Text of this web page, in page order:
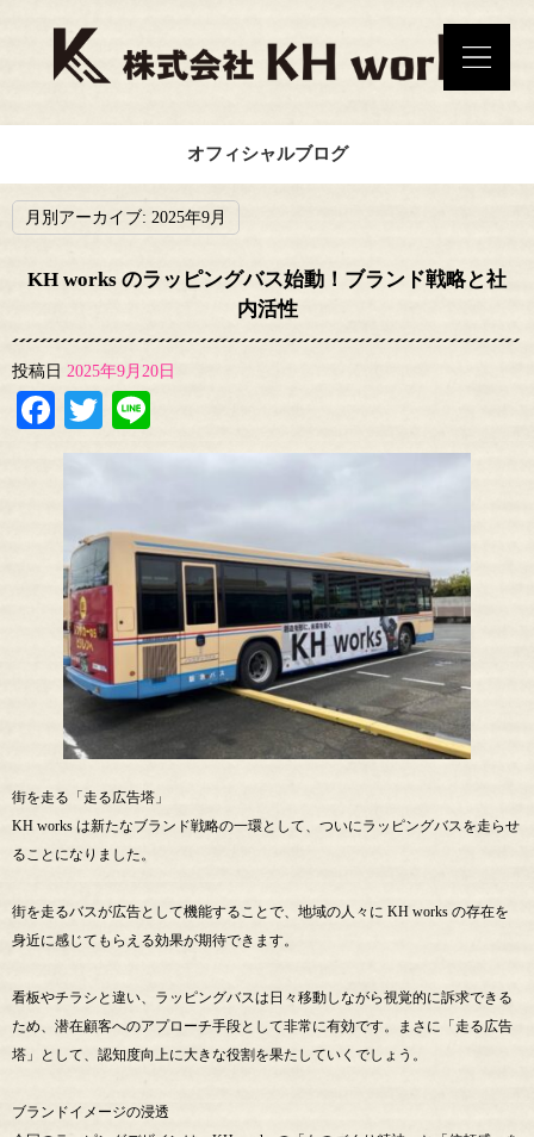
オフィシャルブログ
月別アーカイブ: 2025年9月
KH works のラッピングバス始動！ブランド戦略と社
内活性
投稿日 2025年9月20日
Facebook
Twitter
街を走る「走る広告塔」
KH works は新たなブランド戦略の一環として、ついにラッピングバスを走らせ
ることになりました。
街を走るバスが広告として機能することで、地域の人々に KH works の存在を
身近に感じてもらえる効果が期待できます。
看板やチラシと違い、ラッピングバスは日々移動しながら視覚的に訴求できる
ため、潜在顧客へのアプローチ手段として非常に有効です。まさに「走る広告
塔」として、認知度向上に大きな役割を果たしていくでしょう。
ブランドイメージの浸透